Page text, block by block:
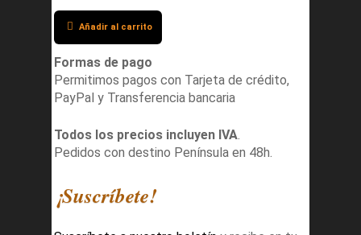
Añadir al carrito
Formas de pago
Permitimos pagos con Tarjeta de crédito,
PayPal y Transferencia bancaria
Todos los precios incluyen IVA.
Pedidos con destino Península en 48h.
¡Suscríbete!